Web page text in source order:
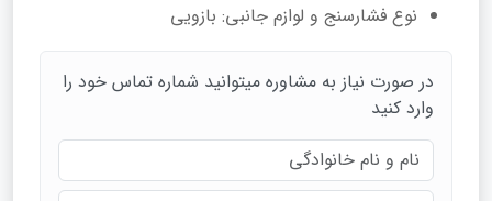
نوع فشارسنج و لوازم جانبی: بازویی
در صورت نیاز به مشاوره میتوانید شماره تماس خود را
وارد کنید